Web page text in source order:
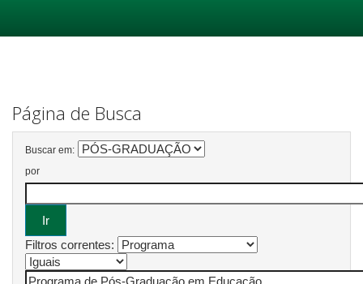
Página de Busca
Buscar em:
por
Filtros correntes: